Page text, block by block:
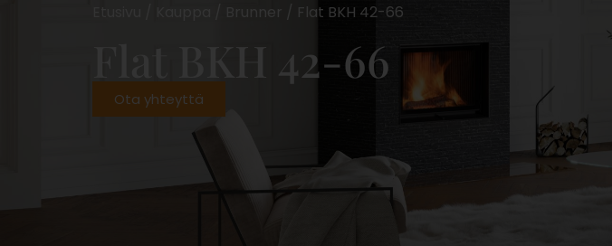
Brunner / Flat BKH 42-66
Flat BKH 42-66
Ota yhteyttä